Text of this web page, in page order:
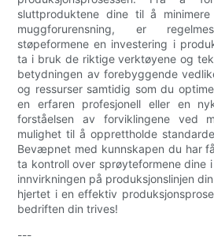
sluttproduktene dine til å
muggforurensning, er
støpeformene en investering i
ta i bruk de riktige verktøyene og
betydningen av forebyggende
og ressurser samtidig som du
en erfaren profesjonell eller en
forståelsen av forviklingene ved
mulighet til å opprettholde
Bevæpnet med kunnskapen du har
ta kontroll over sprøyteformene dine
innvirkningen på produksjonslinjen
hjertet i en effektiv
bedriften din trives!
---